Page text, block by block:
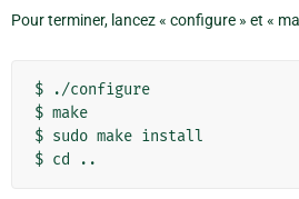
Pour terminer, lancez « configure » et «
$ ./configure
$ make
$ sudo make install